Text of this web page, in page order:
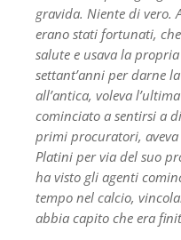
gravida. Niente di vero.
erano stati fortunati,
salute e usava la
settant’anni per darne
all’antica, voleva
cominciato a sentirsi a
primi procuratori,
Platini per via del suo
ha visto gli agenti
tempo nel calcio,
abbia capito che era